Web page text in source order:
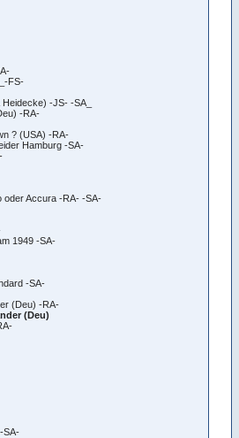
FS-
-JS- -SA_
-RA-
? (USA) -RA-
Hamburg -SA-
oder Accura -RA- -SA-
1949 -SA-
-SA-
(Deu) -RA-
(Deu)
SA-